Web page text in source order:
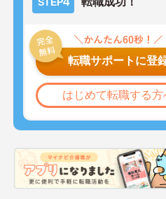
転職サポートに登
はじめて転職する方